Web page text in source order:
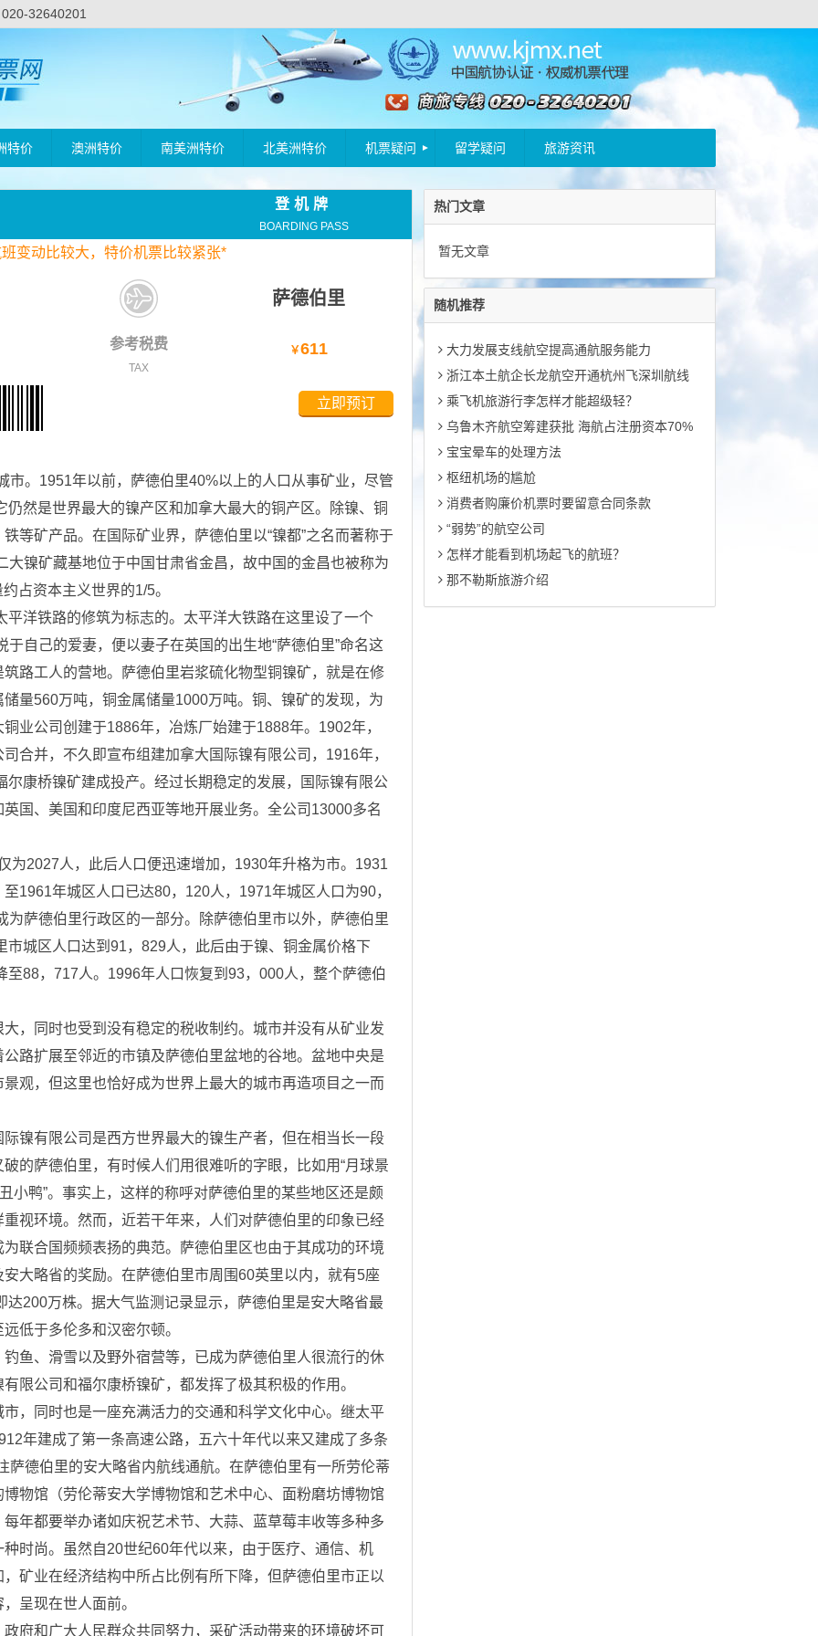
32640201
特价 澳洲特价 南美洲特价 北美洲特价 机票疑问 留学疑问 旅游资讯
登机牌
BOARDING PASS
变动比较大，特价机票比较紧张*
萨德伯里
参考税费
TAX
￥611
立即预订
市。1951年以前，萨德伯里40%以上的人口从事矿业，尽管
然是世界最大的镍产区和加拿大最大的铜产区。除镍、铜
等矿产品。在国际矿业界，萨德伯里以“镍都”之名而著称于
镍矿藏基地位于中国甘肃省金昌，故中国的金昌也被称为
占资本主义世界的1/5。
铁路的修筑为标志的。太平洋大铁路在这里设了一个
自己的爱妻，便以妻子在英国的出生地“萨德伯里”命名这
路工人的营地。萨德伯里岩浆硫化物型铜镍矿，就是在修
量560万吨，铜金属储量1000万吨。铜、镍矿的发现，为
业公司创建于1886年，冶炼厂始建于1888年。1902年，
合并，不久即宣布组建加拿大国际镍有限公司，1916年，
康桥镍矿建成投产。经过长期稳定的发展，国际镍有限公
国、美国和印度尼西亚等地开展业务。全公司13000多名
2027人，此后人口便迅速增加，1930年升格为市。1931
1961年城区人口已达80，120人，1971年城区人口为90，
萨德伯里行政区的一部分。除萨德伯里市以外，萨德伯里
城区人口达到91，829人，此后由于镍、铜金属价格下
88，717人。1996年人口恢复到93，000人，整个萨德伯
同时也受到没有稳定的税收制约。城市并没有从矿业发
路扩展至邻近的市镇及萨德伯里盆地的谷地。盆地中央是
观，但这里也恰好成为世界上最大的城市再造项目之一而
有限公司是西方世界最大的镍生产者，但在相当长一段
的萨德伯里，有时候人们用很难听的字眼，比如用“月球景
小鸭”。事实上，这样的称呼对萨德伯里的某些地区还是颇
视环境。然而，近若干年来，人们对萨德伯里的印象已经
联合国频频表扬的典范。萨德伯里区也由于其成功的环境
大略省的奖励。在萨德伯里市周围60英里以内，就有5座
200万株。据大气监测记录显示，萨德伯里是安大略省最
低于多伦多和汉密尔顿。
、滑雪以及野外宿营等，已成为萨德伯里人很流行的休
限公司和福尔康桥镍矿，都发挥了极其积极的作用。
同时也是一座充满活力的交通和科学文化中心。继太平
年建成了第一条高速公路，五六十年代以来又建成了多条
德伯里的安大略省内航线通航。在萨德伯里有一所劳伦蒂
物馆（劳伦蒂安大学博物馆和艺术中心、面粉磨坊博物馆
年都要举办诸如庆祝艺术节、大蒜、蓝草莓丰收等多种多
时尚。虽然自20世纪60年代以来，由于医疗、通信、机
矿业在经济结构中所占比例有所下降，但萨德伯里市正以
呈现在世人面前。
和广大人民群众共同努力，采矿活动带来的环境破坏可
热门文章
暂无文章
随机推荐
大力发展支线航空提高通航服务能力
浙江本土航企长龙航空开通杭州飞深圳航线
乘飞机旅游行李怎样才能超级轻？
乌鲁木齐航空筹建获批 海航占注册资本70%
宝宝晕车的处理方法
枢纽机场的尴尬
消费者购廉价机票时要留意合同条款
“弱势”的航空公司
怎样才能看到机场起飞的航班？
那不勒斯旅游介绍